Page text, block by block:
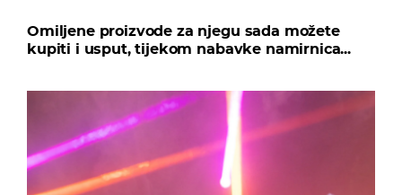
Omiljene proizvode za njegu sada možete
kupiti i usput, tijekom nabavke namirnica...